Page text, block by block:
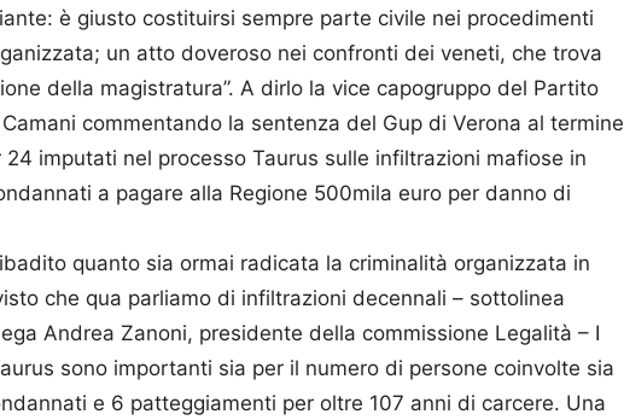
è giusto costituirsi sempre parte civile nei procedimenti
un atto doveroso nei confronti dei veneti, che trova
della magistratura”. A dirlo la vice capogruppo del Partito
commentando la sentenza del Gup di Verona al termine
imputati nel processo Taurus sulle infiltrazioni mafiose in
a pagare alla Regione 500mila euro per danno di
quanto sia ormai radicata la criminalità organizzata in
che qua parliamo di infiltrazioni decennali – sottolinea
Andrea Zanoni, presidente della commissione Legalità – I
sono importanti sia per il numero di persone coinvolte sia
e 6 patteggiamenti per oltre 107 anni di carcere. Una